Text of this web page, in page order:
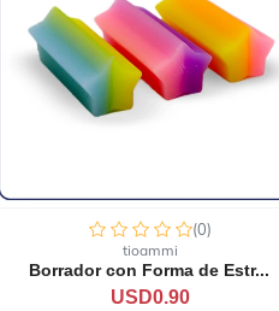
(0)
tioammi
Chemise Escolar Unisex con...
USD5.59USD7.99